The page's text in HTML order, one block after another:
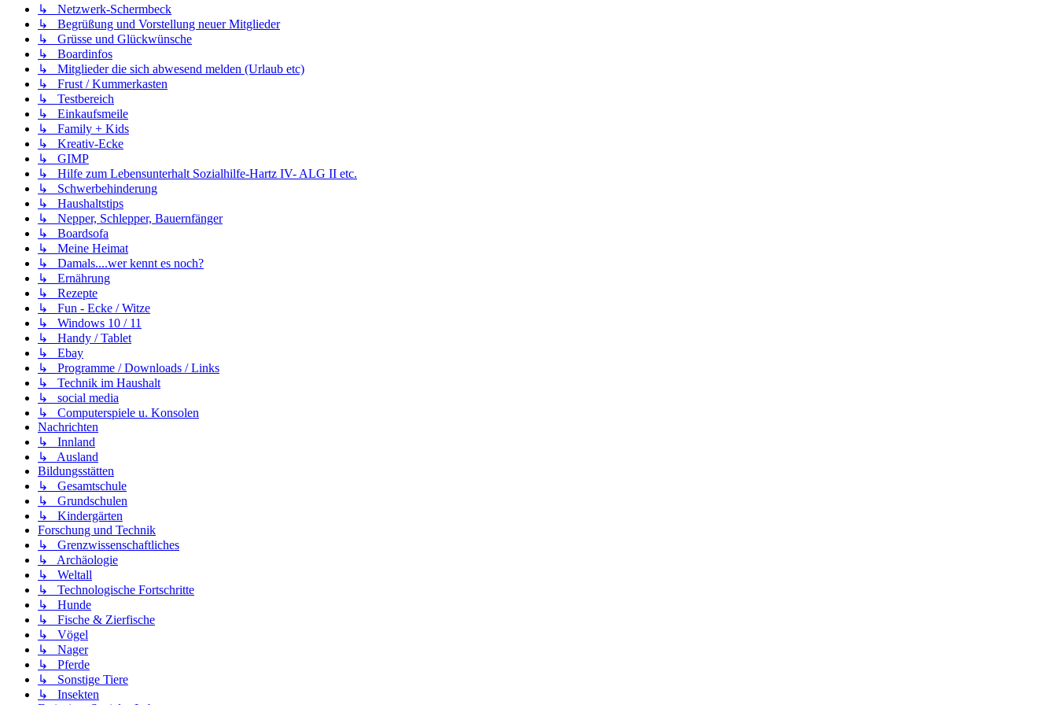
↳ Netzwerk-Schermbeck
↳ Begrüßung und Vorstellung neuer Mitglieder
↳ Grüsse und Glückwünsche
↳ Boardinfos
↳ Mitglieder die sich abwesend melden (Urlaub etc)
↳ Frust / Kummerkasten
↳ Testbereich
↳ Einkaufsmeile
↳ Family + Kids
↳ Kreativ-Ecke
↳ GIMP
↳ Hilfe zum Lebensunterhalt Sozialhilfe-Hartz IV- ALG II etc.
↳ Schwerbehinderung
↳ Haushaltstips
↳ Nepper, Schlepper, Bauernfänger
↳ Boardsofa
↳ Meine Heimat
↳ Damals....wer kennt es noch?
↳ Ernährung
↳ Rezepte
↳ Fun - Ecke / Witze
↳ Windows 10 / 11
↳ Handy / Tablet
↳ Ebay
↳ Programme / Downloads / Links
↳ Technik im Haushalt
↳ social media
↳ Computerspiele u. Konsolen
Nachrichten
↳ Innland
↳ Ausland
Bildungsstätten
↳ Gesamtschule
↳ Grundschulen
↳ Kindergärten
Forschung und Technik
↳ Grenzwissenschaftliches
↳ Archäologie
↳ Weltall
↳ Technologische Fortschritte
↳ Hunde
↳ Fische & Zierfische
↳ Vögel
↳ Nager
↳ Pferde
↳ Sonstige Tiere
↳ Insekten